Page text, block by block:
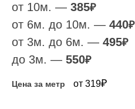
от 10м. — 385₽
от 6м. до 10м. — 440₽
от 3м. до 6м. — 495₽
до 3м. — 550₽
Цена за метр от 319₽